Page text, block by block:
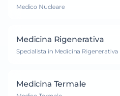
Medico Nucleare
Medicina Rigenerativa
Specialista in Medicina Rigenerativa
Medicina Termale